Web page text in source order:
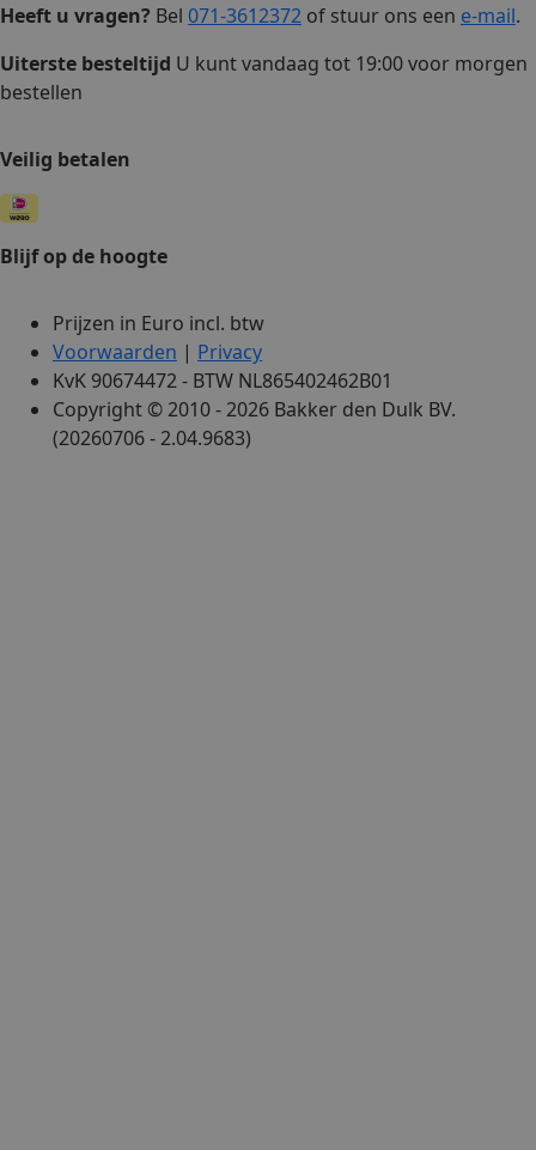
Heeft u vragen? Bel 071-3612372 of stuur ons een e-mail.
Uiterste besteltijd U kunt vandaag tot 19:00 voor morgen
bestellen
Veilig betalen
Blijf op de hoogte
Prijzen in Euro incl. btw
Voorwaarden | Privacy
KvK 90674472 - BTW NL865402462B01
Copyright © 2010 - 2026 Bakker den Dulk BV.
(20260706 - 2.04.9683)